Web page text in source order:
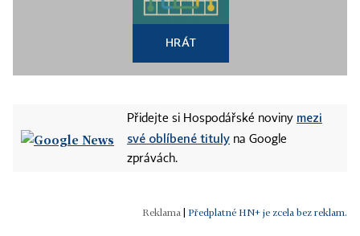
HRÁT
Přidejte si Hospodářské noviny mezi
své oblíbené tituly na Google
zprávách.
Předplatné HN+ je zcela bez reklam.